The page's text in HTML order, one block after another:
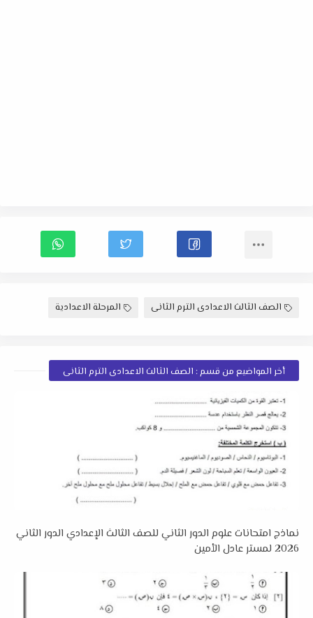
الصف الثالث الاعدادى الترم الثانى المرحلة الاعدادية
أخر المواضيع من قسم : الصف الثالث الاعدادى الترم الثانى
نماذج امتحانات علوم الدور الثاني للصف الثالث الإعدادي الدور الثاني
2026 لمستر عادل الأمين